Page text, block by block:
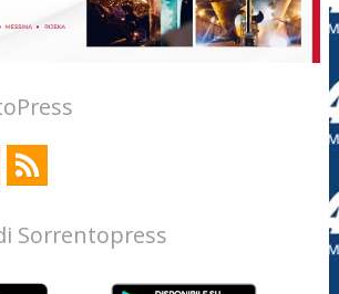
Sorrentopress